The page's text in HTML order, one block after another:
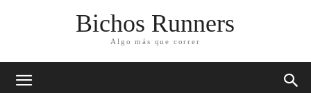
Bichos Runners
Algo más que correr